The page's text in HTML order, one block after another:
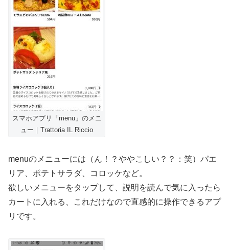
スマホアプリ「menu」のメニ
ュー｜Trattoria IL Riccio
menuのメニューには（ん！？ややこしい？？：笑）パエ
リア、ポテトサラダ、コロッケなど。
欲しいメニューをタップして、説明を読んで気に入ったら
カートに入れる、これだけなので直感的に操作できるアプ
リです。